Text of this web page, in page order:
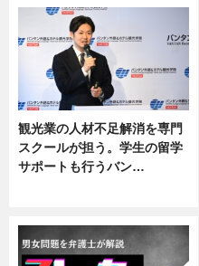
観光業の人材不足解消を専門
スクールが担う。学生の留学
サポートも行うバン…